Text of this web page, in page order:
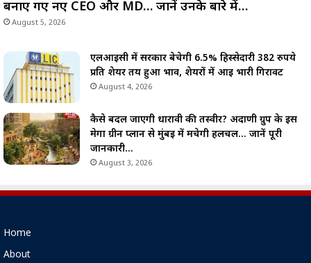
बनाए गए नए CEO और MD… जानें उनके बारे में…
August 5, 2026
एलआईसी में सरकार बेचेगी 6.5% हिस्सेदारी 382 रुपये
प्रति शेयर तय हुआ भाव, शेयरों में आई भारी गिरावट
August 4, 2026
कैसे बदल जाएगी धारावी की तस्वीर? अदाणी ग्रुप के इस
मेगा ग्रीन प्लान से मुंबई में मचेगी हलचल… जानें पूरी
जानकारी…
August 3, 2026
Home
About